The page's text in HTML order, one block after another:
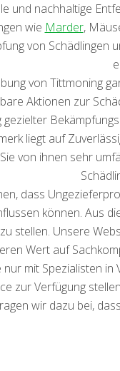
und nachhaltige
wie Marder,
von
von Tittmoning
Aktionen zur
liegt auf
von ihnen sehr
dass
können. Aus
stellen. Unsere
Wert auf
mit Spezialisten
zur Verfügung
wir dazu bei,